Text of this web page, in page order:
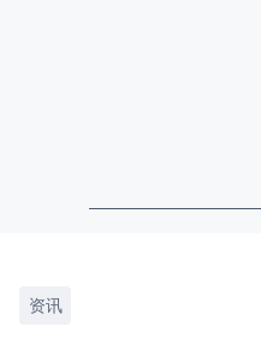
资讯